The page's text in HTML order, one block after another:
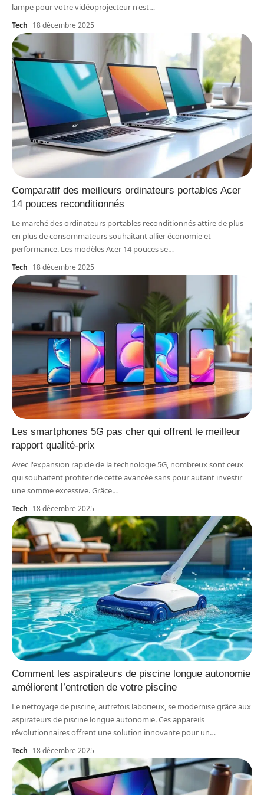
lampe pour votre vidéoprojecteur n'est…
Tech 18 décembre 2025
Comparatif des meilleurs ordinateurs portables Acer
14 pouces reconditionnés
Le marché des ordinateurs portables reconditionnés attire de plus
en plus de consommateurs souhaitant allier économie et
performance. Les modèles Acer 14 pouces se…
Tech 18 décembre 2025
Les smartphones 5G pas cher qui offrent le meilleur
rapport qualité-prix
Avec l'expansion rapide de la technologie 5G, nombreux sont ceux
qui souhaitent profiter de cette avancée sans pour autant investir
une somme excessive. Grâce…
Tech 18 décembre 2025
Comment les aspirateurs de piscine longue autonomie
améliorent l’entretien de votre piscine
Le nettoyage de piscine, autrefois laborieux, se modernise grâce aux
aspirateurs de piscine longue autonomie. Ces appareils
révolutionnaires offrent une solution innovante pour un…
Tech 18 décembre 2025